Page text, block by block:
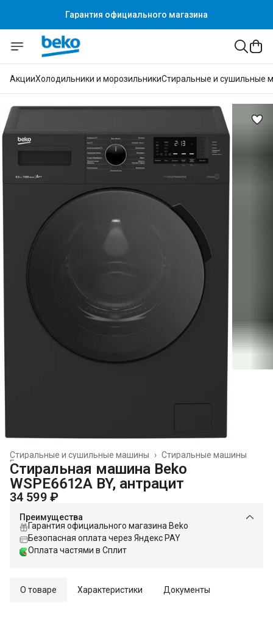
Гарантия официального магазина
АкцииХолодильники и морозильникиСтиральные и сушильные
Стиральные машины
Стиральные и сушильные машины
›
Главная
Стиральная машина Beko
WSPE6612A BY, антрацит
34 599 ₽
Преимущества
Гарантия официального магазина Beko
Безопасная оплата через Яндекс PAY
Оплата частями в Сплит
О товаре Характеристики Документы